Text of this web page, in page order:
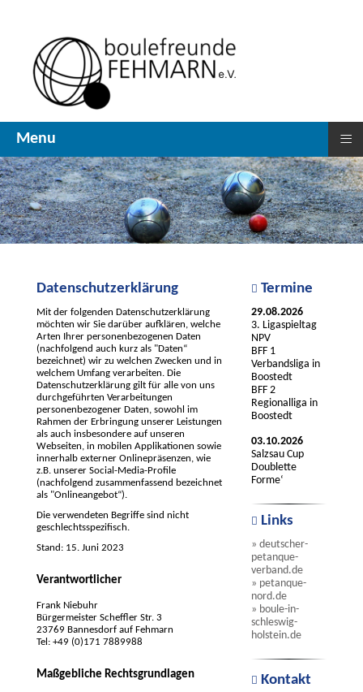
Menu ≡
Datenschutzerklärung
Mit der folgenden Datenschutzerklärung
möchten wir Sie darüber aufklären, welche
Arten Ihrer personenbezogenen Daten
(nachfolgend auch kurz als "Daten“
bezeichnet) wir zu welchen Zwecken und in
welchem Umfang verarbeiten. Die
Datenschutzerklärung gilt für alle von uns
durchgeführten Verarbeitungen
personenbezogener Daten, sowohl im
Rahmen der Erbringung unserer Leistungen
als auch insbesondere auf unseren
Webseiten, in mobilen Applikationen sowie
innerhalb externer Onlinepräsenzen, wie
z.B. unserer Social-Media-Profile
(nachfolgend zusammenfassend bezeichnet
als "Onlineangebot“).
Die verwendeten Begriffe sind nicht
geschlechtsspezifisch.
Stand: 15. Juni 2023
Verantwortlicher
Frank Niebuhr
Bürgermeister Scheffler Str. 3
23769 Bannesdorf auf Fehmarn
Tel: +49 (0)171 7889988
Maßgebliche Rechtsgrundlagen
Termine
29.08.2026
3. Ligaspieltag
NPV
BFF 1
Verbandsliga in
Boostedt
BFF 2
Regionalliga in
Boostedt
03.10.2026
Salzsau Cup
Doublette
Forme‘
Links
» deutscher-
petanque-
verband.de
» petanque-
nord.de
» boule-in-
schleswig-
holstein.de
Kontakt